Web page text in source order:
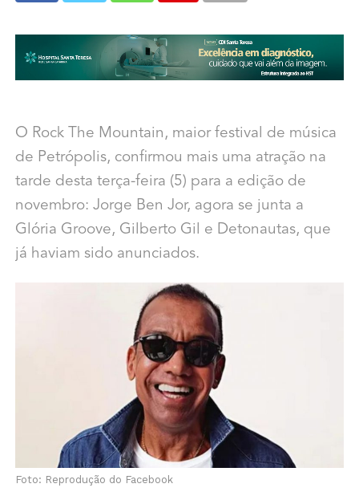
O Rock The Mountain, maior festival de música
de Petrópolis, confirmou mais uma atração na
tarde desta terça-feira (5) para a edição de
novembro: Jorge Ben Jor, agora se junta a
Glória Groove, Gilberto Gil e Detonautas, que
já haviam sido anunciados.
Foto: Reprodução do Facebook